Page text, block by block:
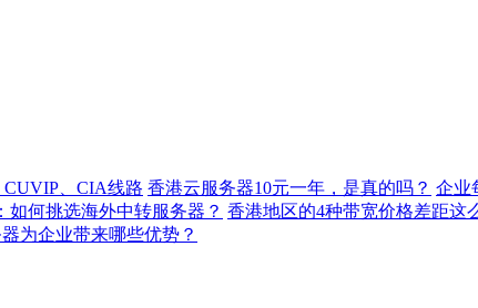
CUVIP、CIA线路 香港云服务器10元一年，是真的吗？ 企业
如何挑选海外中转服务器？ 香港地区的4种带宽价格差距这
为企业带来哪些优势？